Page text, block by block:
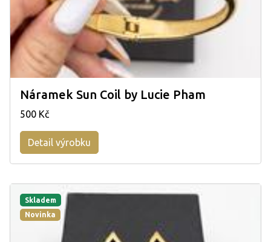
Náramek Sun Coil by Lucie Pham
500 Kč
Detail výrobku
Skladem
Novinka